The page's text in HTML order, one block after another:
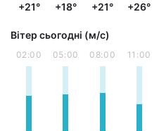
+21° +18° +21° +26°
Вітер сьогодні (м/с)
02:00 05:00 08:00 11:00